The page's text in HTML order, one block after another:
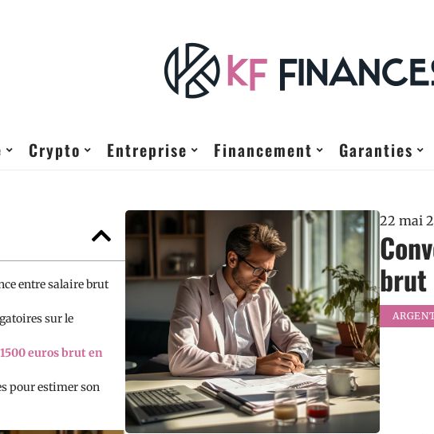
Crypto Entreprise Financement Garanties
entre salaire brut
sur le
euros brut en
pour estimer son
22 mai
brut